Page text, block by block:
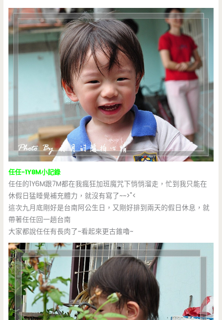
任任-1Y8M小記錄
任任的1Y6M跟7M都在我瘋狂加班魔咒下悄悄溜走，忙到我只能在
休假日猛睡覺補充體力，就沒有寫了~~>"<
這次九月底剛好是台南阿公生日，又剛好排到兩天的假日休息，就
帶著任任回一趟台南
大家都說任任有長肉了~看起來更古錐嚕~